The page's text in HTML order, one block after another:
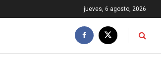
jueves, 6 agosto, 2026